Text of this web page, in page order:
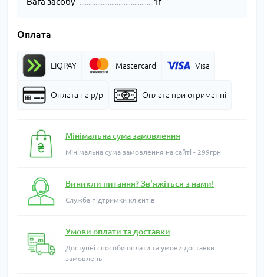
Оплата
LIQPAY Mastercard Visa
Оплата на р/р Оплата при отриманні
Мінімальна сума замовлення
Мінімальна сума замовлення на сайті - 299грн
Виникли питання? Зв'яжіться з нами!
Служба підтримки клієнтів
Умови оплати та доставки
Доступні способи оплати та умови доставки
замовлень